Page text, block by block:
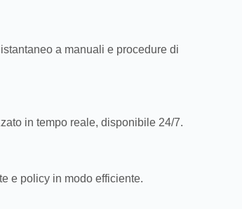
a manuali e procedure di
in tempo reale, disponibile 24/7.
e policy in modo efficiente.